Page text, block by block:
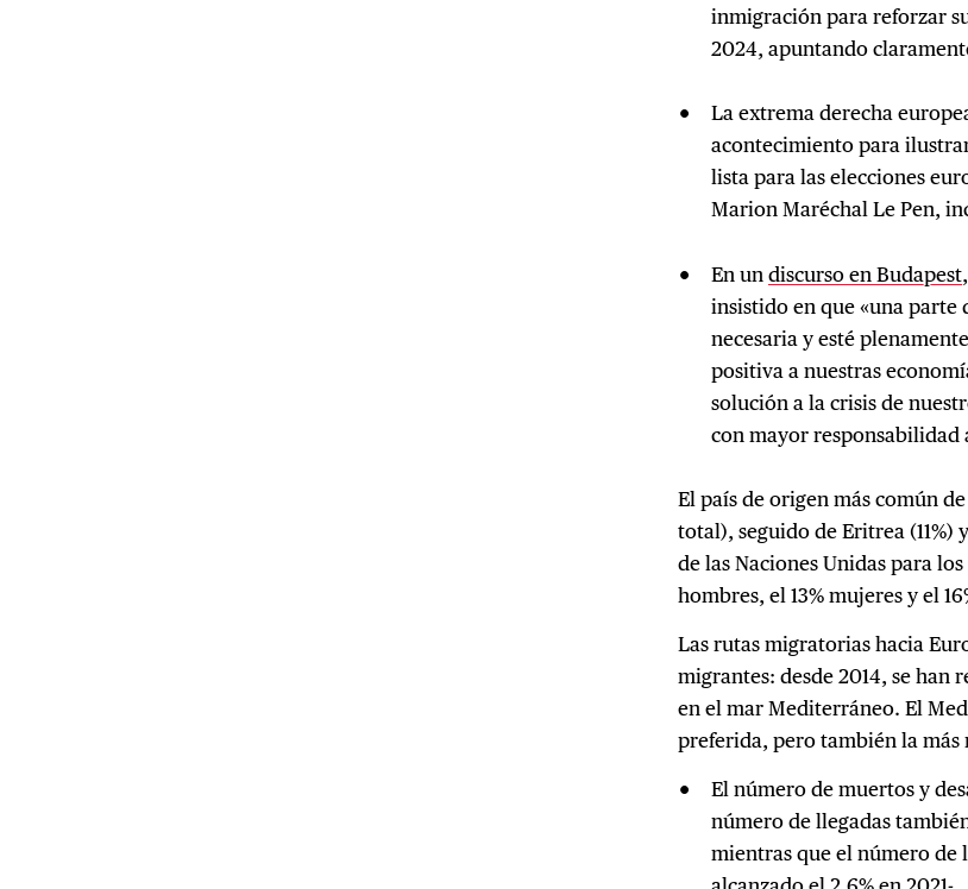
inmigración para reforzar
2024, apuntando
La extrema derecha
acontecimiento para
lista para las elecciones
Marion Maréchal Le Pen,
En un discurso en Budapest
insistido en que «una parte
necesaria y esté
positiva a nuestras
solución a la crisis de
con mayor responsabilidad
El país de origen más común
total), seguido de Eritrea (11%)
de las Naciones Unidas para
hombres, el 13% mujeres y el
Las rutas migratorias hacia
migrantes: desde 2014, se han
en el mar Mediterráneo. El
preferida, pero también la más
El número de muertos y
número de llegadas
mientras que el número de